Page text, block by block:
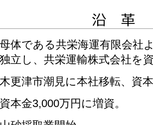
母体である共栄海運有限会社
独立し、共栄運輸株式会社を
木更津市潮見に本社移転、資
資本金3,000万円に増資。